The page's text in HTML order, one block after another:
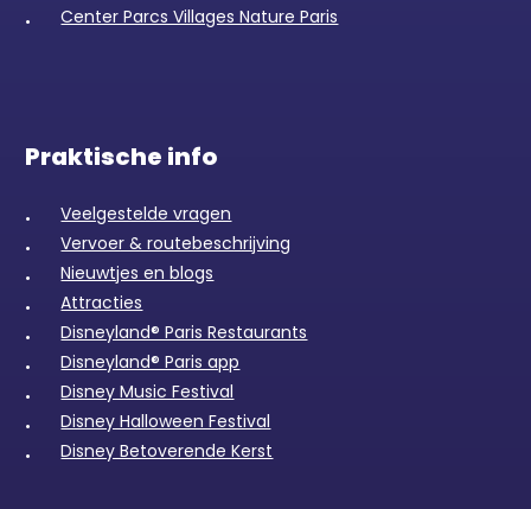
Center Parcs Villages Nature Paris
Praktische info
Veelgestelde vragen
Vervoer & routebeschrijving
Nieuwtjes en blogs
Attracties
Disneyland® Paris Restaurants
Disneyland® Paris app
Disney Music Festival
Disney Halloween Festival
Disney Betoverende Kerst